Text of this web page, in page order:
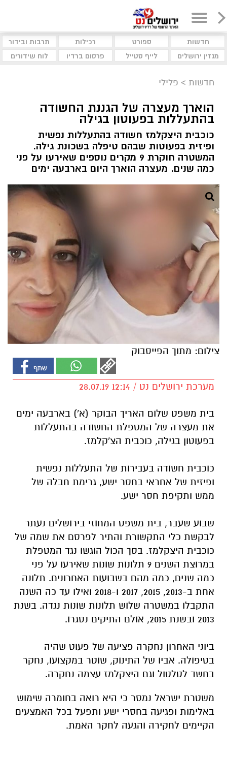
חדשות ספורט רכילות
תרבות ובידור
מגזין ירושלים
לייף סטייל פרסום ברדיו לוח שידורים
חדשות > פלילי
הוארך מעצרה של הגננת החשודה
בהתעללות בפעוטון בגילה
כוכבית היצקלמז חשודה בהתעללות נפשית
ופיזית בפעוטות שבהם טיפלה בשכונת גילה.
המשטרה חוקרת 9 מקרים נוספים שאירעו על פני
כמה שנים. מעצרה הוארך היום בארבעה ימים
צילום: מתוך הפייסבוק
מערכת ירושלים נט / 12:14 28.07.19
בית משפט שלום האריך הבוקר (א') בארבעה ימים
את מעצרה של המטפלת החשודה בהתעללות
בפעוטון בגילה, כוכבית הצ'קלמז.
כוכבית חשודה בעבירות של התעללות נפשית
ופיזית של אחראי בחסר ישע, גרימת חבלה של
ממש ותקיפת חסר ישע.
שבוע שעבר, בית משפט המחוזי בירושלים נעתר
לבקשת כלי התקשורת והתיר לפרסם את שמה של
כוכבית היצקלמז. בסך הכול הוגשו נגד המטפלת
במרוצת השנים 9 תלונות שונות שאירעו על פני
כמה שנים, כמה מהם בשבועות האחרונים. תלונה
אחת ב-2013, 2015, 2017 ו-2018 ואילו עד כה השנה
התקבלו במשטרה שלוש תלונות שונות נגדה. בשנת
2013 ובשנת 2015, אולם התיקים נסגרו.
ביוני האחרון נחקרה פציעה של פעוט שהיה
בטיפולה. אביו של התינוק, שוטר במקצועו, נחקר
בחשד לטלטול וגם היצקלמז עצמה נחקרה.
משטרת ישראל נמסר כי היא רואה בחומרה שימוש
באלימות ופגיעה בחסרי ישע ותפעל בכל האמצעים
הקיימים לחקירה והגעה לחקר האמת.